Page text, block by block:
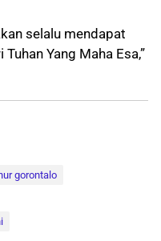
selalu mendapat
Yang Maha Esa,”
gorontalo